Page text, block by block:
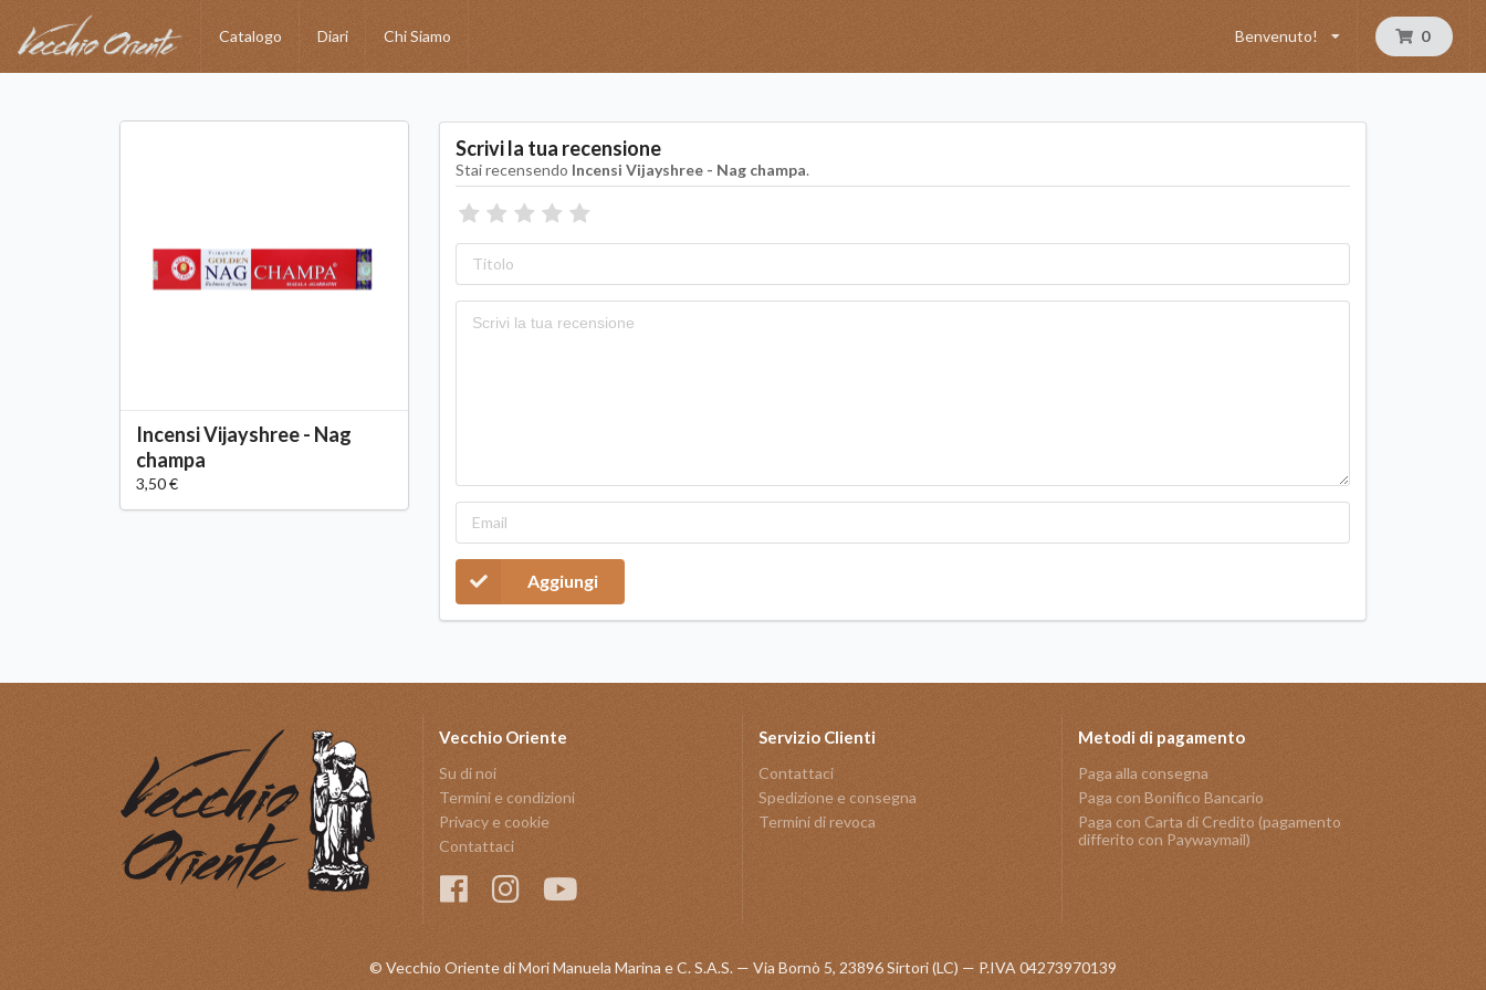
Catalogo Diari Chi Siamo Benvenuto! 0
Incensi Vijayshree - Nag
champa
3,50 €
Scrivi la tua recensione
Stai recensendo Incensi Vijayshree - Nag champa.
Aggiungi
Vecchio Oriente
Su di noi
Termini e condizioni
Privacy e cookie
Contattaci
Servizio Clienti
Contattaci
Spedizione e consegna
Termini di revoca
Metodi di pagamento
Paga alla consegna
Paga con Bonifico Bancario
Paga con Carta di Credito (pagamento
differito con Paywaymail)
© Vecchio Oriente di Mori Manuela Marina e C. S.A.S. — Via Bornò 5, 23896 Sirtori (LC) — P.IVA 04273970139